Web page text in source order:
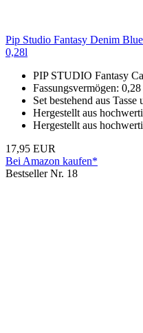
Pip Studio Fantasy Denim
0,28l
PIP STUDIO Fantasy
Fassungsvermögen:
Set bestehend aus Tasse
Hergestellt aus
Hergestellt aus
17,95 EUR
Bei Amazon kaufen*
Bestseller Nr. 18